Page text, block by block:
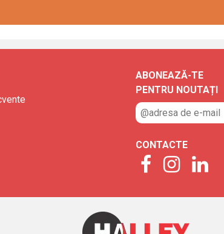
ABONEAZĂ-TE
PENTRU NOUTAȚI
CONTACTE